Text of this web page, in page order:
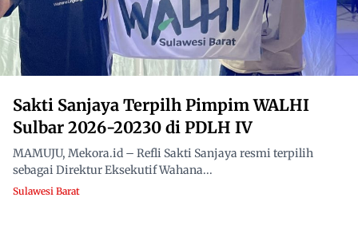
Sakti Sanjaya Terpilh Pimpim WALHI
Sulbar 2026-20230 di PDLH IV
MAMUJU, Mekora.id – Refli Sakti Sanjaya resmi terpilih
sebagai Direktur Eksekutif Wahana...
Sulawesi Barat